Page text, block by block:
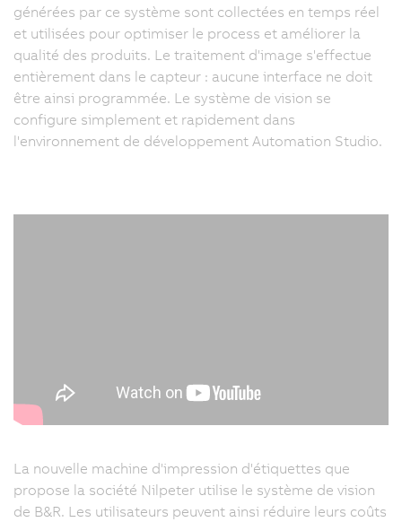
générées par ce système sont collectées en temps réel
et utilisées pour optimiser le process et améliorer la
qualité des produits. Le traitement d'image s'effectue
entièrement dans le capteur : aucune interface ne doit
être ainsi programmée. Le système de vision se
configure simplement et rapidement dans
l'environnement de développement Automation Studio.
La nouvelle machine d'impression d'étiquettes que
propose la société Nilpeter utilise le système de vision
de B&R. Les utilisateurs peuvent ainsi réduire leurs coûts